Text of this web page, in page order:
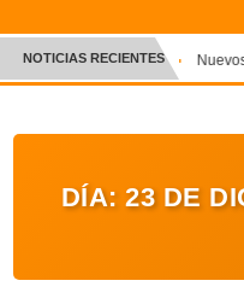
INICIO
CRÓNICA
ENTRETENIMIENTO Y
NOTICIAS RECIENTES
DÍA: 23 DE